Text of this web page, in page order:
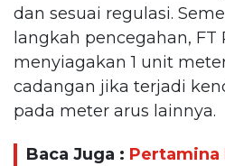
dan sesuai regulasi.
langkah pencegahan, FT
menyiagakan 1 unit
cadangan jika terjadi
pada meter arus lainnya.
Baca Juga : Pertamina